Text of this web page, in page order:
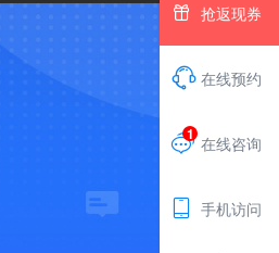
 抢返现券
 在线预约

1 在线咨询
 手机访问